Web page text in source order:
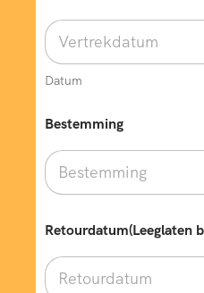
Datum
Bestemming
Retourdatum(Leeglaten